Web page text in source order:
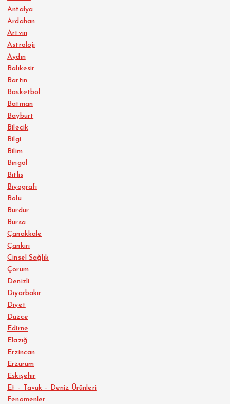
Antalya
Ardahan
Artvin
Astroloji
Aydın
Balıkesir
Bartın
Basketbol
Batman
Bayburt
Bilecik
Bilgi
Bilim
Bingöl
Bitlis
Biyografi
Bolu
Burdur
Bursa
Çanakkale
Çankırı
Cinsel Sağlık
Çorum
Denizli
Diyarbakır
Diyet
Düzce
Edirne
Elazığ
Erzincan
Erzurum
Eskişehir
Et – Tavuk – Deniz Ürünleri
Fenomenler